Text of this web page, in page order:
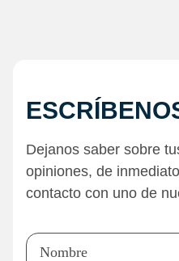
Dejanos saber sobre
opiniones, de
contacto con uno de